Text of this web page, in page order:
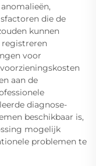
die de
kunnen
registreren
voor
aan de
diagnose-
beschikbaar is,
mogelijk
problemen te